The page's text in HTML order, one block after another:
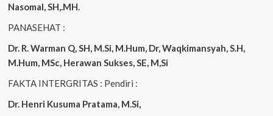
Nasomal, SH,.MH.
PANASEHAT :
Dr. R. Warman Q, SH, M.Si, M.Hum Dr, Waqkimansyah, S.H,
M.Hum, MSc, Herawan Sukses, SE, M,Si
FAKTA INTERGRITAS : Pendiri :
Dr. Henri Kusuma Pratama, M.Si